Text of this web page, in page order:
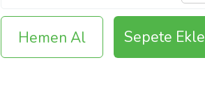
Hemen Al Sepete Ekle